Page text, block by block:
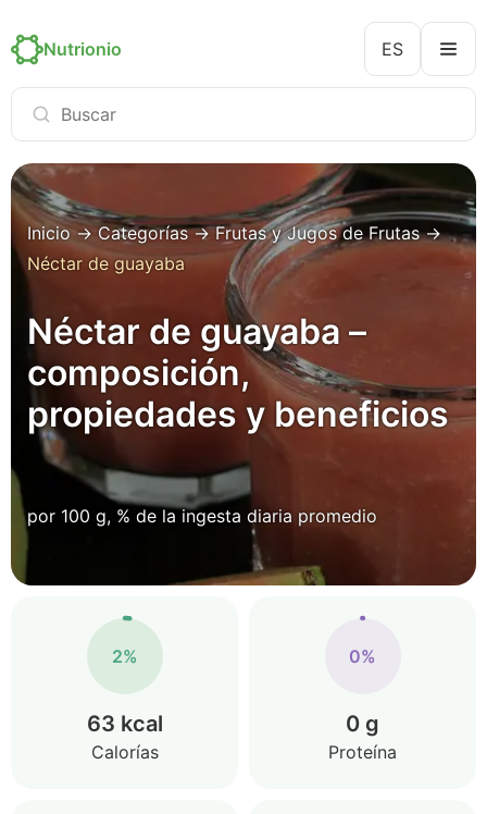
Nutrionio ES
Inicio → Categorías→Frutas y Jugos de Frutas→
Néctar de guayaba
Néctar de guayaba –
composición,
propiedades y beneficios
por 100 g, % de la ingesta diaria promedio
2%
63 kcal
Calorías
0%
0 g
Proteína